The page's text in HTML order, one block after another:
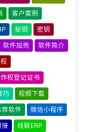
客户案例
秘钥 密钥
软件加壳 软件简介
权登记证书
巧 视频下载
荐软件 微信小程序
接 线联ERP